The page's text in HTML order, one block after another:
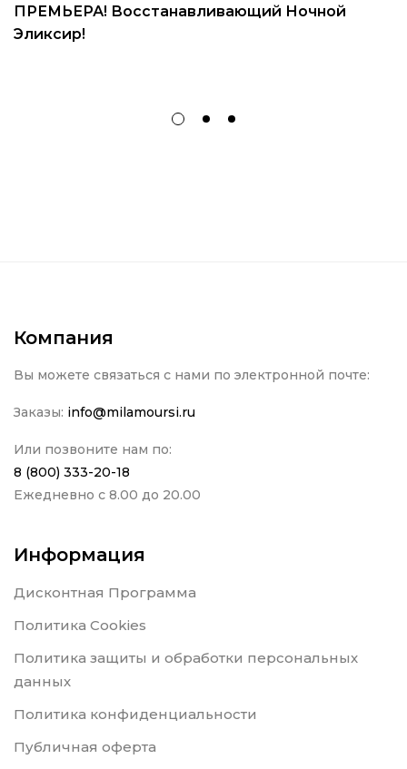
ПРЕМЬЕРА! Восстанавливающий Ночной
Эликсир!
Компания
Вы можете связаться с нами по электронной почте:
Заказы: info@milamoursi.ru
Или позвоните нам по:
8 (800) 333-20-18
Ежедневно с 8.00 до 20.00
Информация
Дисконтная Программа
Политика Cookies
Политика защиты и обработки персональных
данных
Политика конфиденциальности
Публичная оферта